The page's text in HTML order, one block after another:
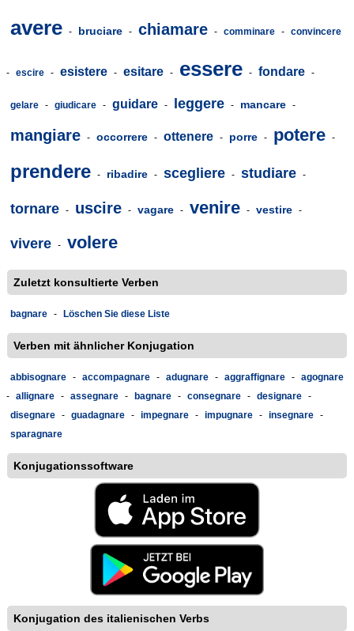
avere - bruciare - chiamare - comminare - convincere
- escire - esistere - esitare - essere - fondare -
gelare - giudicare - guidare - leggere - mancare -
mangiare - occorrere - ottenere - porre - potere -
prendere - ribadire - scegliere - studiare -
tornare - uscire - vagare - venire - vestire -
vivere - volere
Zuletzt konsultierte Verben
bagnare - Löschen Sie diese Liste
Verben mit ähnlicher Konjugation
abbisognare - accompagnare - adugnare - aggraffignare - agognare
- allignare - assegnare - bagnare - consegnare - designare -
disegnare - guadagnare - impegnare - impugnare - insegnare -
sparagnare
Konjugationssoftware
Konjugation des italienischen Verbs